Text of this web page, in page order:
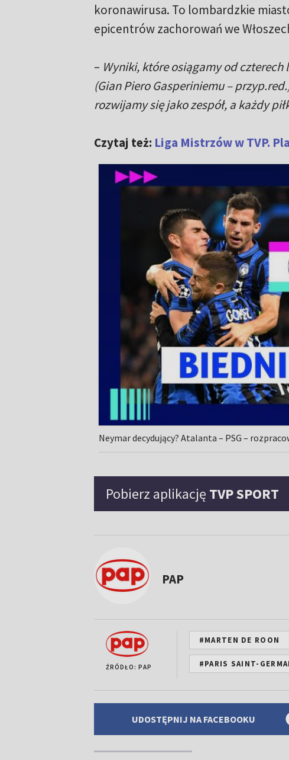
koronawirusa. To lombardzkie
epicentrów zachorowań we
– Wyniki, które osiągamy od
(Gian Piero Gasperiniemu –
rozwijamy się jako zespół, a każdy
Czytaj też: Liga Mistrzów w TVP.
Neymar decydujący? Atalanta – PSG –
Pobierz aplikację TVP SPORT
PAP
ŹRÓDŁO: PAP
#MARTEN DE ROON
#PARIS SAINT-
UDOSTĘPNIJ NA FACEBOOKU